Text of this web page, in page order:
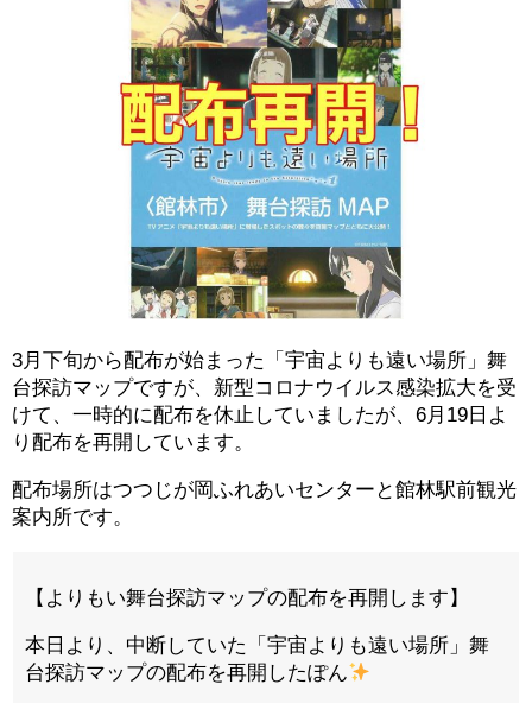
3月下旬から配布が始まった「宇宙よりも遠い場所」舞
台探訪マップですが、新型コロナウイルス感染拡大を受
けて、一時的に配布を休止していましたが、6月19日よ
り配布を再開しています。
配布場所はつつじが岡ふれあいセンターと館林駅前観光
案内所です。
【よりもい舞台探訪マップの配布を再開します】
本日より、中断していた「宇宙よりも遠い場所」舞
台探訪マップの配布を再開したぽん
宇宙よりも遠い場所